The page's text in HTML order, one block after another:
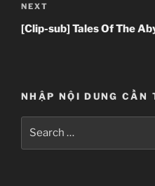
Next
Post
NEXT
[Clip-sub] Tales Of The
NHẬP NỘI DUNG CẦN